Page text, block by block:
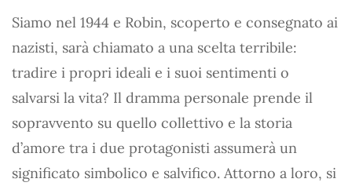
Siamo nel 1944 e Robin, scoperto e consegnato ai
nazisti, sarà chiamato a una scelta terribile:
tradire i propri ideali e i suoi sentimenti o
salvarsi la vita? Il dramma personale prende il
sopravvento su quello collettivo e la storia
d’amore tra i due protagonisti assumerà un
significato simbolico e salvifico. Attorno a loro, si